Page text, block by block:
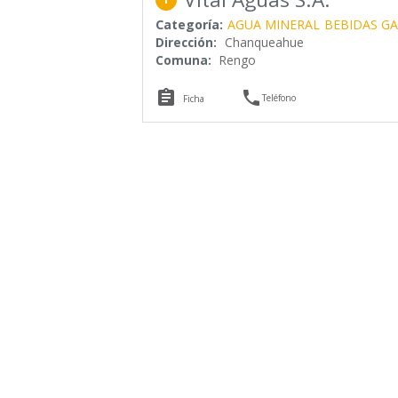
Categoría: AGUA MINERAL BEBIDAS
Dirección: Chanqueahue
Comuna: Rengo
 Ficha Teléfono